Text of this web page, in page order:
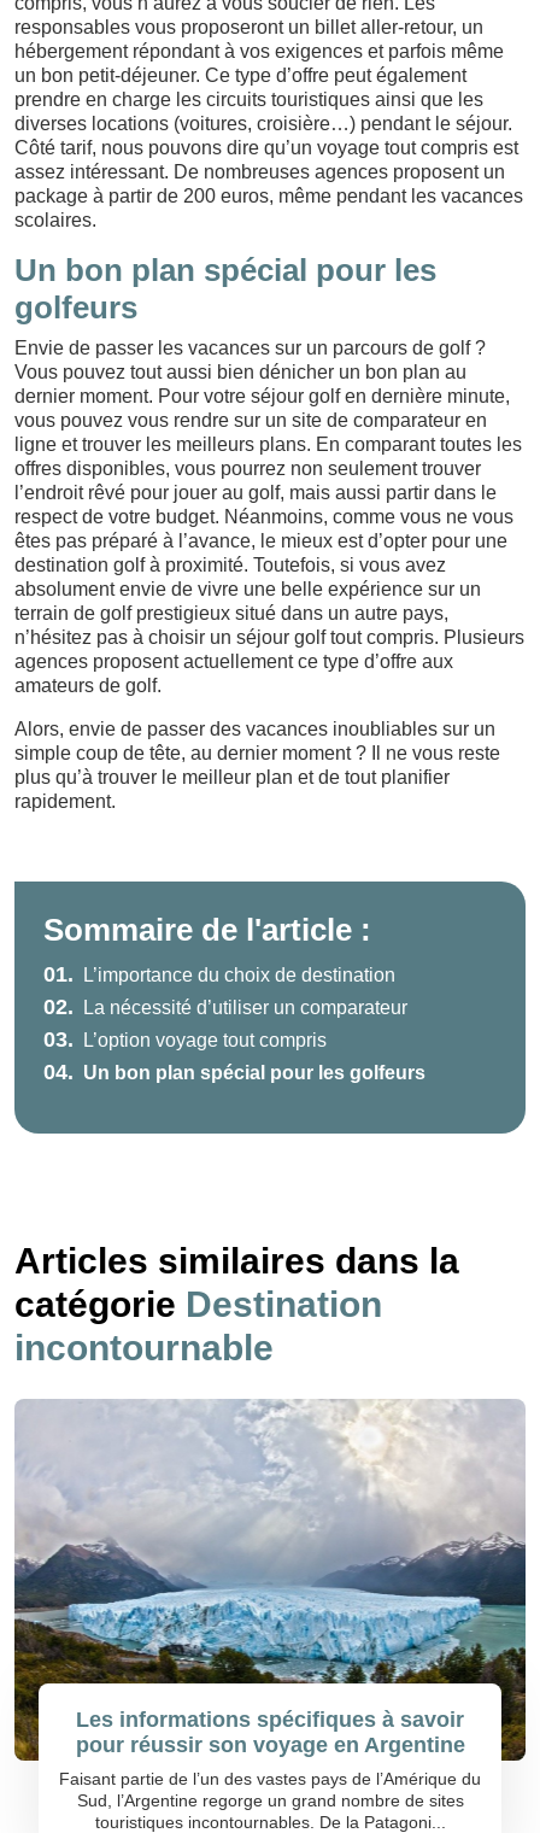
responsables vous proposeront un billet aller-retour, un
hébergement répondant à vos exigences et parfois même
un bon petit-déjeuner. Ce type d’offre peut également
prendre en charge les circuits touristiques ainsi que les
diverses locations (voitures, croisière…) pendant le séjour.
Côté tarif, nous pouvons dire qu’un voyage tout compris est
assez intéressant. De nombreuses agences proposent un
package à partir de 200 euros, même pendant les vacances
scolaires.
Un bon plan spécial pour les
golfeurs
Envie de passer les vacances sur un parcours de golf ?
Vous pouvez tout aussi bien dénicher un bon plan au
dernier moment. Pour votre séjour golf en dernière minute,
vous pouvez vous rendre sur un site de comparateur en
ligne et trouver les meilleurs plans. En comparant toutes les
offres disponibles, vous pourrez non seulement trouver
l’endroit rêvé pour jouer au golf, mais aussi partir dans le
respect de votre budget. Néanmoins, comme vous ne vous
êtes pas préparé à l’avance, le mieux est d’opter pour une
destination golf à proximité. Toutefois, si vous avez
absolument envie de vivre une belle expérience sur un
terrain de golf prestigieux situé dans un autre pays,
n’hésitez pas à choisir un séjour golf tout compris. Plusieurs
agences proposent actuellement ce type d’offre aux
amateurs de golf.
Alors, envie de passer des vacances inoubliables sur un
simple coup de tête, au dernier moment ? Il ne vous reste
plus qu’à trouver le meilleur plan et de tout planifier
rapidement.
Sommaire de l'article :
01. L’importance du choix de destination
02. La nécessité d’utiliser un comparateur
03. L’option voyage tout compris
04. Un bon plan spécial pour les golfeurs
Articles similaires dans la
catégorie Destination
incontournable
Les informations spécifiques à savoir
pour réussir son voyage en Argentine
Faisant partie de l’un des vastes pays de l’Amérique du
Sud, l’Argentine regorge un grand nombre de sites
touristiques incontournables. De la Patagoni...